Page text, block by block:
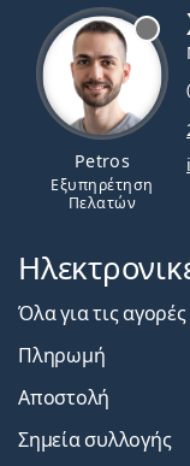
Petros
Εξυπηρέτηση
Πελατών
Όλα για τις αγορές
Πληρωμή
Αποστολή
Σημεία συλλογής